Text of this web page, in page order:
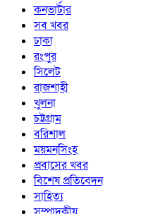
কনভার্টার
সব খবর
ঢাকা
রংপুর
সিলেট
রাজশাহী
খুলনা
চট্টগ্রাম
বরিশাল
ময়মনসিংহ
প্রবাসের খবর
বিশেষ প্রতিবেদন
সাহিত্য